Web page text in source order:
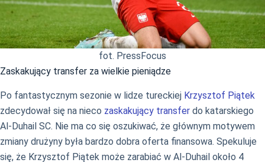
fot. PressFocus
Zaskakujący transfer za wielkie pieniądze
Po fantastycznym sezonie w lidze tureckiej Krzysztof Piątek
zdecydował się na nieco zaskakujący transfer do katarskiego
Al-Duhail SC. Nie ma co się oszukiwać, że głównym motywem
zmiany drużyny była bardzo dobra oferta finansowa. Spekuluje
się, że Krzysztof Piątek może zarabiać w Al-Duhail około 4